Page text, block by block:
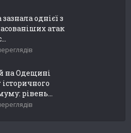
однієї з
атак
на Одещині
історичного
рівень...